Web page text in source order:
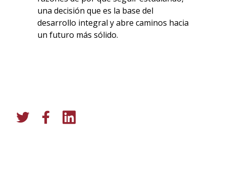
una decisión que es la base del
desarrollo integral y abre caminos hacia
un futuro más sólido.